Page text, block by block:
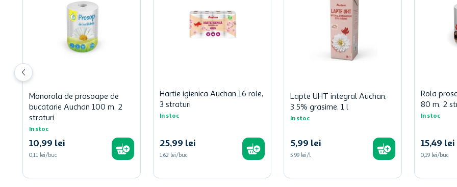
Monorola de prosoape de
bucatarie Auchan 100 m, 2
straturi
In stoc
10,99 lei
0,11 lei/buc
Hartie igienica Auchan 16 role,
3 straturi
In stoc
25,99 lei
1,62 lei/buc
Lapte UHT integral Auchan,
3.5% grasime, 1 l
In stoc
5,99 lei
5,99 lei/l
Rola
80 m, 2
In stoc
15,49 lei
0,19 lei/buc